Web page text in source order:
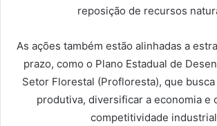
reposição de recursos
As ações também estão alinhadas a
prazo, como o Plano Estadual de
Setor Florestal (Profloresta), que busca
produtiva, diversificar a economia e
competitividade